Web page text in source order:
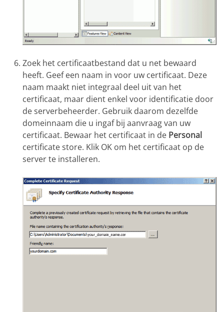
Zoek het certificaatbestand dat u net bewaard
heeft. Geef een naam in voor uw certificaat. Deze
naam maakt niet integraal deel uit van het
certificaat, maar dient enkel voor identificatie door
de serverbeheerder. Gebruik daarom dezelfde
domeinnaam die u ingaf bij aanvraag van uw
certificaat. Bewaar het certificaat in de Personal
certificate store. Klik OK om het certificaat op de
server te installeren.